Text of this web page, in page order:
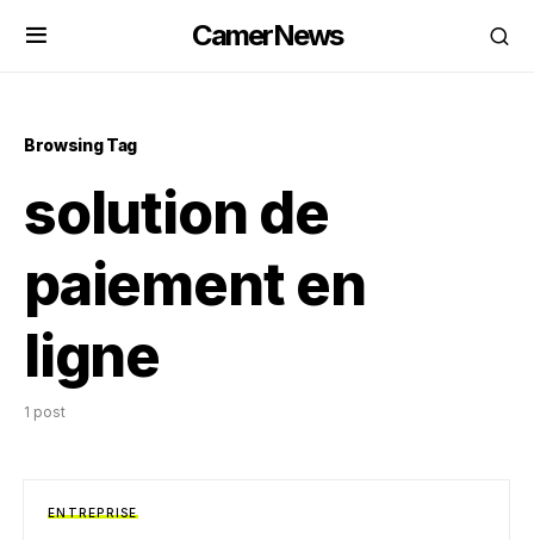
CamerNews
Browsing Tag
solution de
paiement en
ligne
1 post
ENTREPRISE